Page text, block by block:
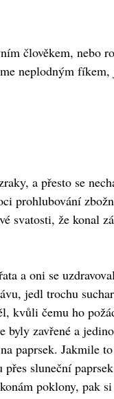
člověkem, nebo
neplodným fíkem,
a přesto se
prohlubování
svatosti, že konal
a oni se
jedl trochu
kvůli čemu ho
byly zavřené a
paprsek. Jakmile
sluneční
poklony, pak